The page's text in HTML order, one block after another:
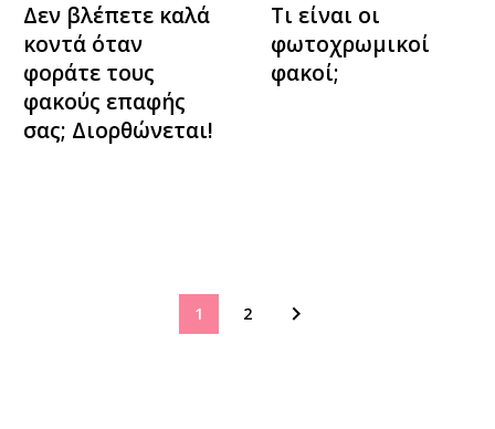
Δεν βλέπετε καλά
κοντά όταν
φοράτε τους
φακούς επαφής
σας; Διορθώνεται!
Τι είναι οι
φωτοχρωμικοί
φακοί;
1 2